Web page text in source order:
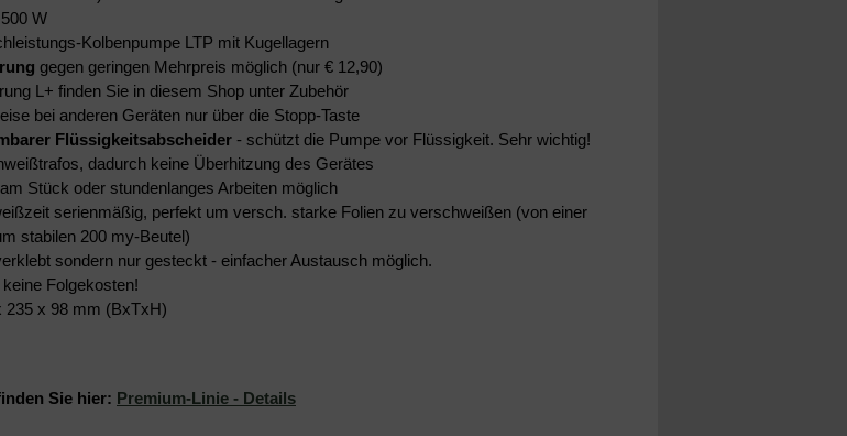
W
Kolbenpumpe LTP mit Kugellagern
gegen geringen Mehrpreis möglich (nur € 12,90)
L+ finden Sie in diesem Shop unter Zubehör
bei anderen Geräten nur über die Stopp-Taste
Flüssigkeitsabscheider - schützt die Pumpe vor Flüssigkeit. Sehr wichtig!
dadurch keine Überhitzung des Gerätes
Stück oder stundenlanges Arbeiten möglich
serienmäßig, perfekt um versch. starke Folien zu verschweißen (von einer
stabilen 200 my-Beutel)
sondern nur gesteckt - einfacher Austausch möglich.
Folgekosten!
235 x 98 mm (BxTxH)
Sie hier: Premium-Linie - Details